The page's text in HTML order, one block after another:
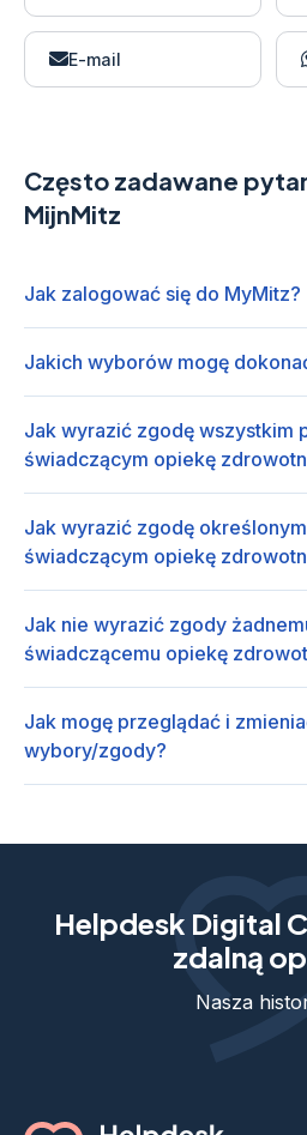
E-mail
Często zadawane
MijnMitz
Jak zalogować się do MyMitz?
Jakich wyborów mogę
Jak wyrazić zgodę wszystkim
świadczącym opiekę
Jak wyrazić zgodę
świadczącym opiekę
Jak nie wyrazić zgody
świadczącemu opiekę
Jak mogę przeglądać i
wybory/zgody?
Helpdesk Digital
zdalną
Nasza